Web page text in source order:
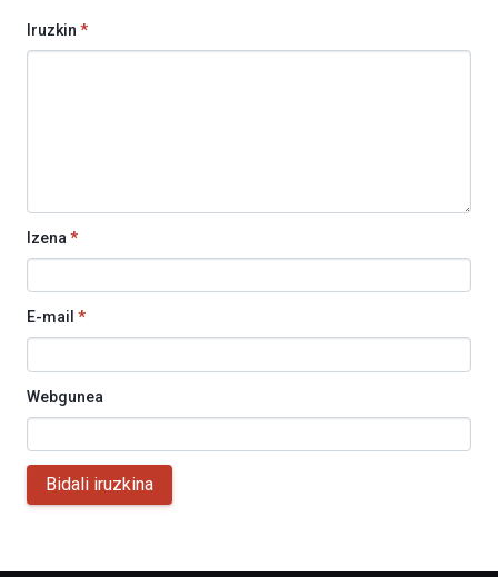
Iruzkin *
Izena *
E-mail *
Webgunea
Bidali iruzkina